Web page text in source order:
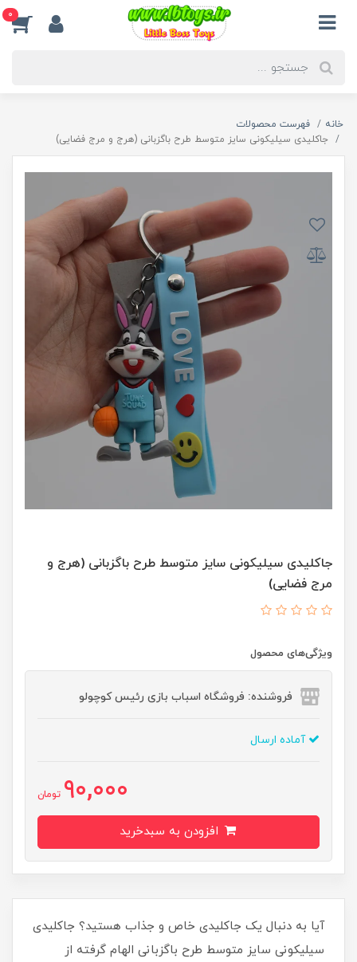
0
خانه
فهرست محصولات
جاکلیدی سیلیکونی سایز متوسط طرح باگزبانی (هرج و مرج فضایی)
جاکلیدی سیلیکونی سایز متوسط طرح باگزبانی (هرج و
مرج فضایی)
ویژگی‌های محصول
فروشنده: فروشگاه اسباب بازی رئیس کوچولو
آماده ارسال
90,000 تومان
آیا به دنبال یک جاکلیدی خاص و جذاب هستید؟ جاکلیدی
سیلیکونی سایز متوسط طرح باگزبانی الهام گرفته از